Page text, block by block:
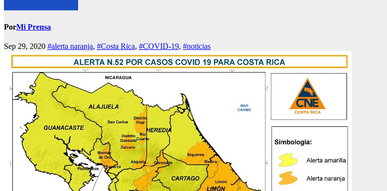
PorMi Prensa
Sep 29, 2020 #alerta naranja, #Costa Rica, #COVID-19, #noticias